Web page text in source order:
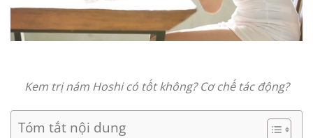
Kem trị nám Hoshi có tốt không? Cơ chế tác động?
Tóm tắt nội dung